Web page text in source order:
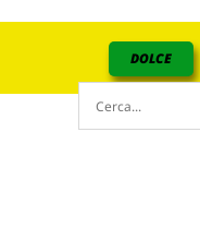
DOLCE